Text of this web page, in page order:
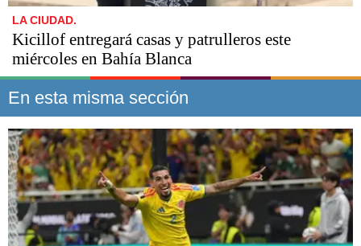
LA CIUDAD.
Kicillof entregará casas y patrulleros este
miércoles en Bahía Blanca
En esta misma sección